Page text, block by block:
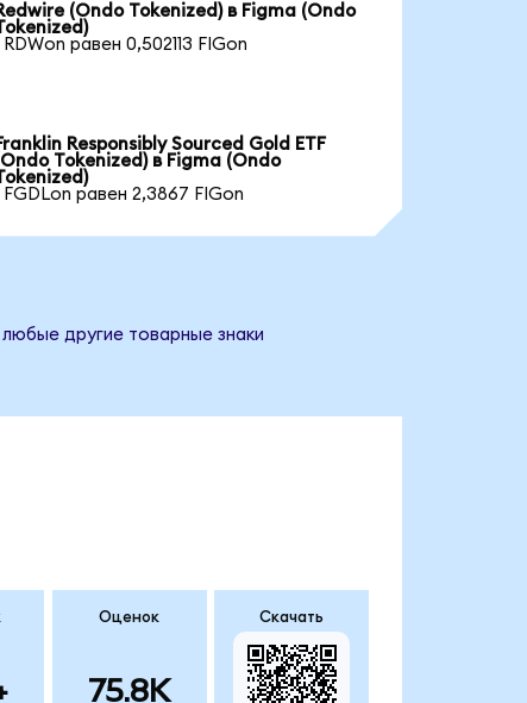
(Ondo Tokenized) в Figma (Ondo
RDWon равен 0,502113 FIGon
Responsibly Sourced Gold ETF
Tokenized) в Figma (Ondo
FGDLon равен 2,3867 FIGon
другие товарные знаки
Оценок
75.8K
Скачать